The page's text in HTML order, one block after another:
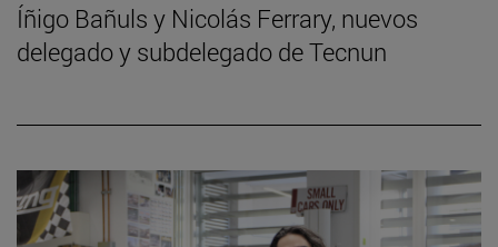
Íñigo Bañuls y Nicolás Ferrary, nuevos
delegado y subdelegado de Tecnun